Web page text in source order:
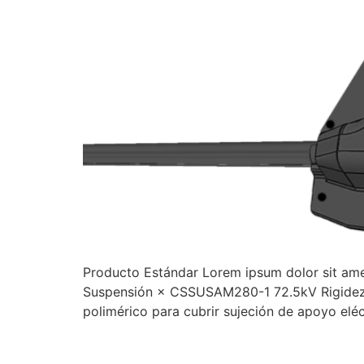
Producto Estándar Lorem ipsum dolor sit
Suspensión × CSSUSAM280-1 72.5kV
polimérico para cubrir sujeción de apoyo